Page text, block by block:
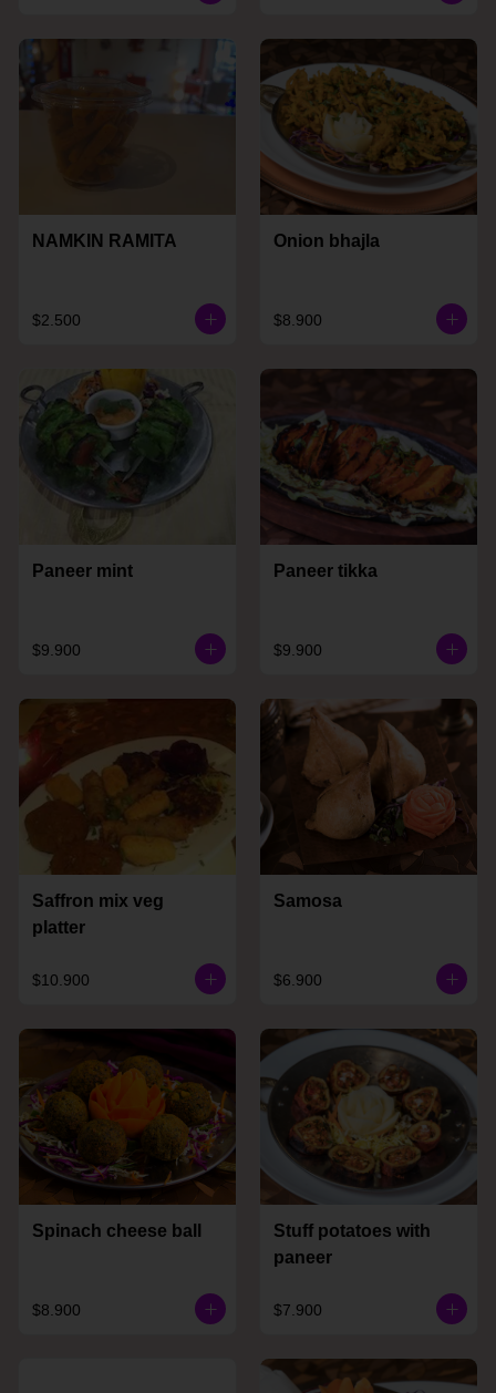
NAMKIN RAMITA
$2.500
Onion bhajla
$8.900
Paneer mint
$9.900
Paneer tikka
$9.900
Saffron mix veg
platter
$10.900
Samosa
$6.900
Spinach cheese ball
$8.900
Stuff potatoes with
paneer
$7.900